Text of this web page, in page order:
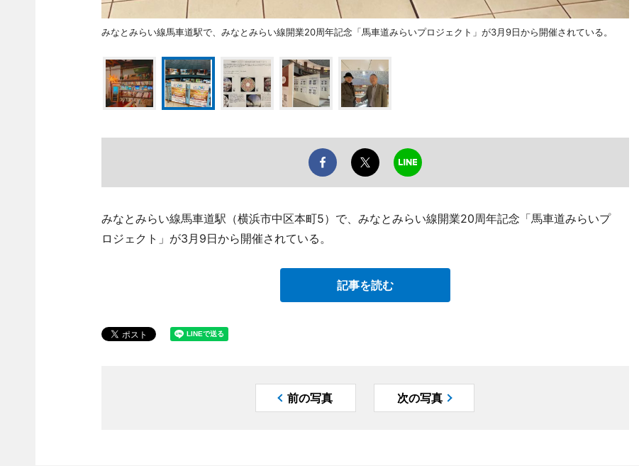
みなとみらい線馬車道駅で、みなとみらい線開業20周年記念「馬車道みらいプロジェクト」が3月9日から開催されている。
みなとみらい線馬車道駅（横浜市中区本町5）で、みなとみらい線開業20周年記念「馬車道みらいプ
ロジェクト」が3月9日から開催されている。
記事を読む
前の写真 次の写真